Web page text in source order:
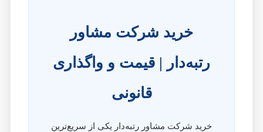
خرید شرکت مشاور
رتبه‌دار | قیمت و واگذاری
قانونی
خرید شرکت مشاور رتبه‌دار یکی از سریع‌ترین